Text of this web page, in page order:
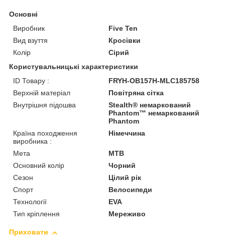
Основні
Виробник
Five Ten
Вид взуття
Кросівки
Колір
Сірий
Користувальницькі характеристики
ID Товару :
FRYH-OB157H-MLC185758
Верхній матеріал
Повітряна сітка
Внутрішня підошва
Stealth® немаркований
Phantom™ немаркований
Phantom
Країна походження
виробника :
Німеччина
Мета
MTB
Основний колір
Чорний
Сезон
Цілий рік
Спорт
Велосипеди
Технології
EVA
Тип кріплення
Мереживо
Приховати